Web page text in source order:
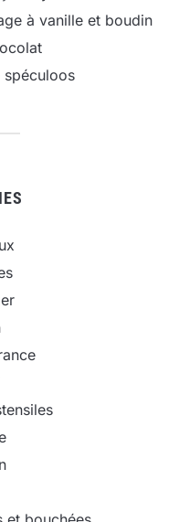
à vanille et boudin
spéculoos